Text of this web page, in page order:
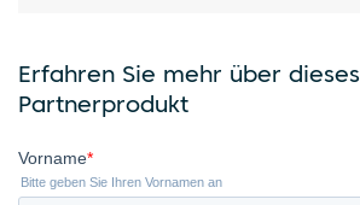
Erfahren Sie mehr über dieses
Partnerprodukt